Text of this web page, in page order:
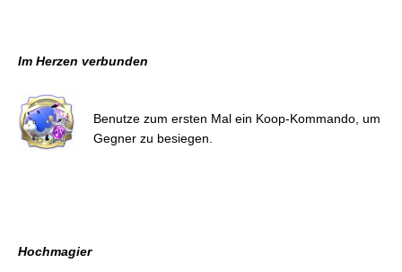
Im Herzen verbunden
Benutze zum ersten Mal ein Koop-Kommando, um
Gegner zu besiegen.
Hochmagier